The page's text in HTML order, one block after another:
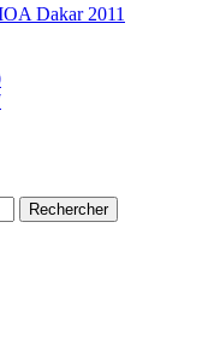
Dakar 2011